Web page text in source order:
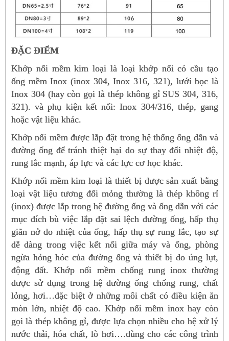
ĐẶC ĐIỂM
Khớp nối mềm kim loại là loại khớp nối có cầu tạo
ống mềm Inox (inox 304, Inox 316, 321), lưới bọc là
Inox 304 (hay còn gọi là thép không gỉ SUS 304, 316,
321). và phụ kiện kết nối: Inox 304/316, thép, gang
hoặc vật liệu khác.
Khớp nối mềm được lắp đặt trong hệ thống ống dẫn và
đường ống để tránh thiệt hại do sự thay đổi nhiệt độ,
rung lắc mạnh, áp lực và các lực cơ học khác.
Khớp nối mềm kim loại là thiết bị được sản xuất bằng
loại vật liệu tương đối mỏng thường là thép không rỉ
(inox) được lắp trong hệ đường ống và ống dẫn với các
mục đích bù việc lắp đặt sai lệch đường ống, hấp thụ
giãn nở do nhiệt của ống, hấp thụ sự rung lắc, tạo sự
dễ dàng trong việc kết nối giữa máy và ống, phòng
ngừa hỏng hóc của đường ống và thiết bị do úng lụt,
động đất. Khớp nối mềm chống rung inox thường
được sử dụng trong hệ đường ống chống rung, chất
lỏng, hơi…đặc biệt ở những môi chất có điều kiện ăn
mòn lớn, nhiệt độ cao. Khớp nối mềm inox hay còn
gọi là thép không gỉ, được lựa chọn nhiều cho hệ xử lý
nước thải, hóa chất, lò hơi….dùng cho các công trình